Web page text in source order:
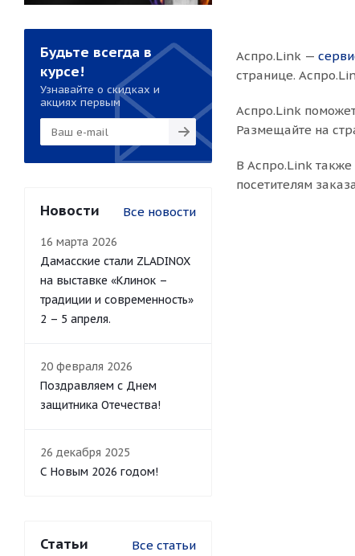
Аспро.Link —
странице.
Аспро.Link
Размещайте на
В Аспро.Link
посетителям
Будьте всегда в
курсе!
Узнавайте о скидках и
акциях первым
Новости Все новости
16 марта 2026
Дамасские стали ZLADINOX
на выставке «Клинок –
традиции и современность»
2 – 5 апреля.
20 февраля 2026
Поздравляем с Днем
защитника Отечества!
26 декабря 2025
С Новым 2026 годом!
Статьи Все статьи